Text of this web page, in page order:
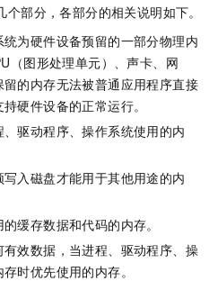
部分，各部分的相关说明如下。
为硬件设备预留的一部分物理内
（图形处理单元）、声卡、网
的内存无法被普通应用程序直接
硬件设备的正常运行。
驱动程序、操作系统使用的内
入磁盘才能用于其他用途的内
缓存数据和代码的内存。
效数据，当进程、驱动程序、操
时优先使用的内存。